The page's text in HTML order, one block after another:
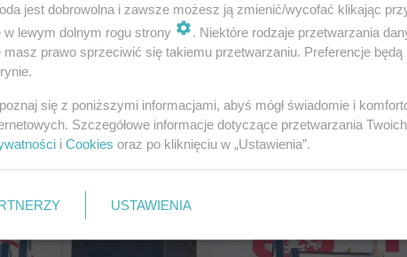
uda się do Urzędu Kanclerskiego, gdzie spotka się z
spotkanie w cztery oczy obu polityków, a
jest dobrowolna i zawsze możesz ją zmienić/wycofać klikając
w lewym dolnym rogu strony
. Niektóre rodzaje przetwarzania
masz prawo sprzeciwić się takiemu przetwarzaniu. Preferencje będą
się z poniższymi informacjami, abyś mógł świadomie i
Szczegółowe informacje dotyczące przetwarzania
i Cookies oraz po kliknięciu w „Ustawienia”.
USTAWIENIA